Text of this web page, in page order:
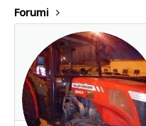
Forumi